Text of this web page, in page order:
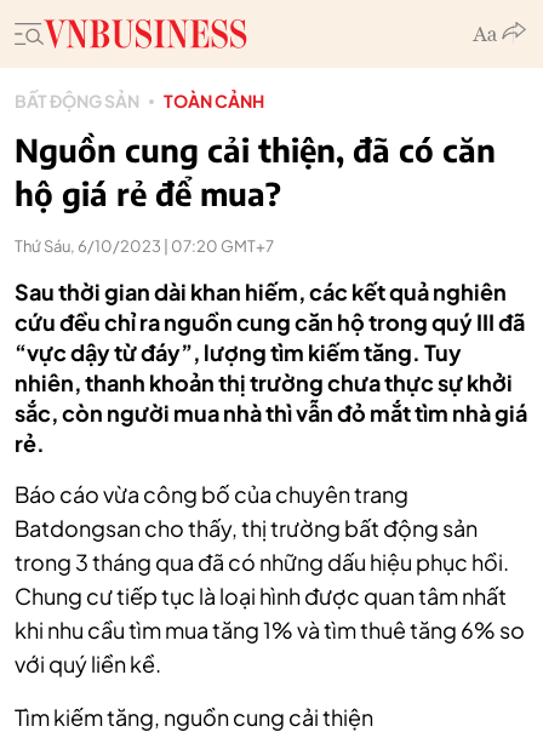
BẤT ĐỘNG SẢN TOÀN CẢNH
Nguồn cung cải thiện, đã có căn
hộ giá rẻ để mua?
Thứ Sáu, 6/10/2023 | 07:20 GMT+7
Sau thời gian dài khan hiếm, các kết quả nghiên
cứu đều chỉ ra nguồn cung căn hộ trong quý III đã
“vực dậy từ đáy”, lượng tìm kiếm tăng. Tuy
nhiên, thanh khoản thị trường chưa thực sự khởi
sắc, còn người mua nhà thì vẫn đỏ mắt tìm nhà giá
rẻ.
Báo cáo vừa công bố của chuyên trang
Batdongsan cho thấy, thị trường bất động sản
trong 3 tháng qua đã có những dấu hiệu phục hồi.
Chung cư tiếp tục là loại hình được quan tâm nhất
khi nhu cầu tìm mua tăng 1% và tìm thuê tăng 6% so
với quý liền kề.
Tìm kiếm tăng, nguồn cung cải thiện